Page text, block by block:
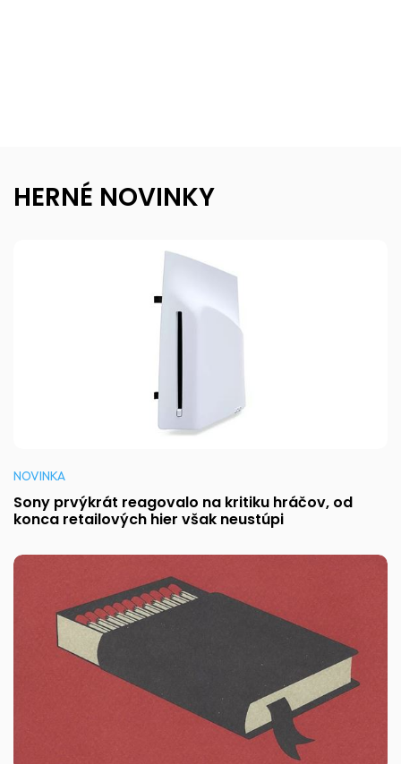
HERNÉ NOVINKY
NOVINKA
Sony prvýkrát reagovalo na kritiku hráčov, od
konca retailových hier však neustúpi